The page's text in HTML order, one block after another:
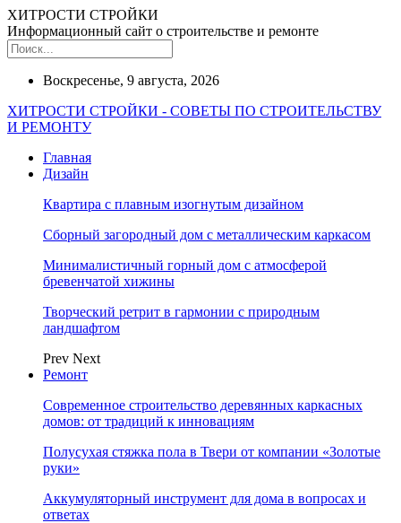
ХИТРОСТИ СТРОЙКИ
Информационный сайт о строительстве и ремонте
Воскресенье, 9 августа, 2026
ХИТРОСТИ СТРОЙКИ - СОВЕТЫ ПО СТРОИТЕЛЬСТВУ
И РЕМОНТУ
Главная
Дизайн
Квартира с плавным изогнутым дизайном
Сборный загородный дом с металлическим каркасом
Минималистичный горный дом с атмосферой
бревенчатой хижины
Творческий ретрит в гармонии с природным
ландшафтом
Prev Next
Ремонт
Современное строительство деревянных каркасных
домов: от традиций к инновациям
Полусухая стяжка пола в Твери от компании «Золотые
руки»
Аккумуляторный инструмент для дома в вопросах и
ответах